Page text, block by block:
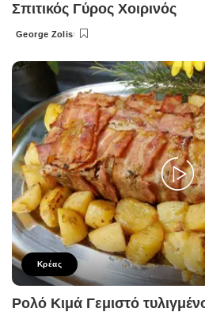
Σπιτικός Γύρος Χοιρινός
Posted
George Zolis
Κρέας
Ρολό Κιμά Γεμιστό